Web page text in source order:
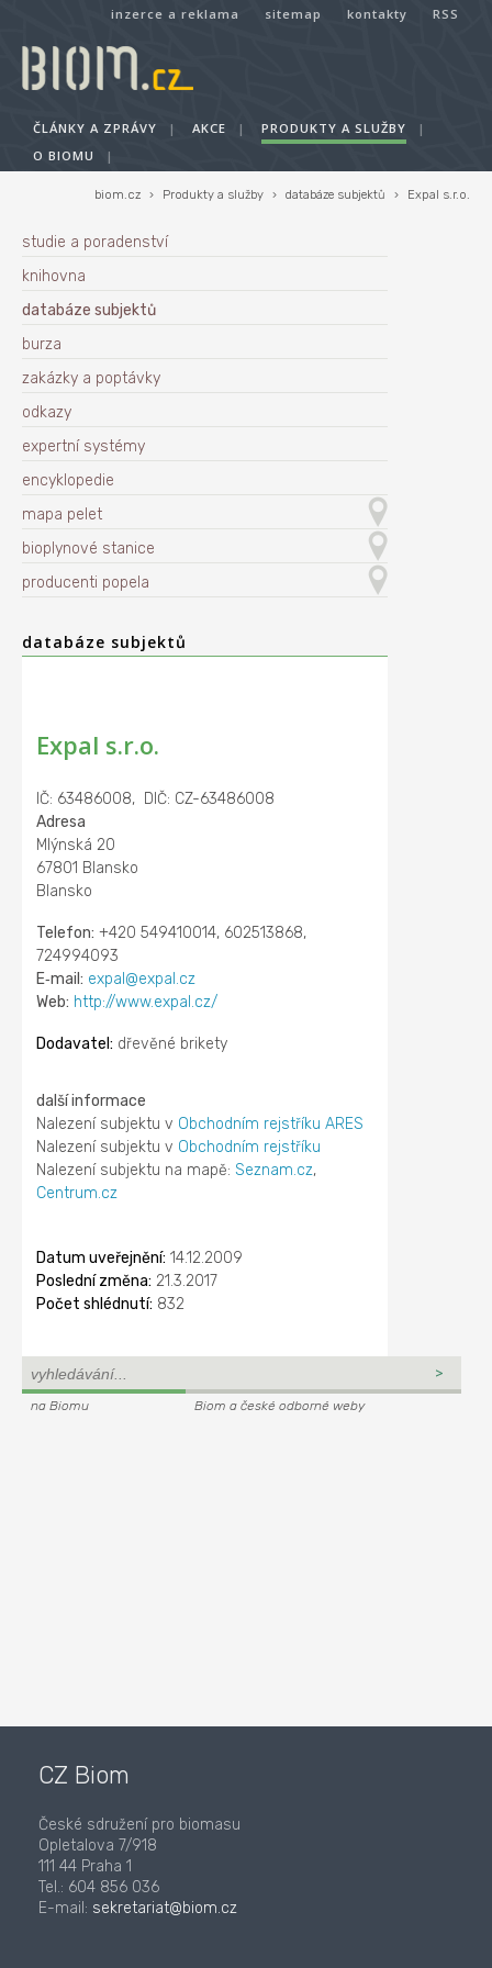
inzerce a reklama sitemap kontakty RSS
ČLÁNKY A ZPRÁVY | AKCE | PRODUKTY A SLUŽBY
|
O BIOMU
|
biom.cz › Produkty a služby › databáze subjektů › Expal s.r.o.
studie a poradenství
knihovna
databáze subjektů
burza
zakázky a poptávky
odkazy
expertní systémy
encyklopedie
mapa pelet
bioplynové stanice
producenti popela
databáze subjektů
Expal s.r.o.
IČ: 63486008, DIČ: CZ-63486008
Adresa
Mlýnská 20
67801 Blansko
Blansko
Telefon: +420 549410014, 602513868,
724994093
E‑mail: expal@expal.cz
Web: http://www.expal.cz/
Dodavatel: dřevěné brikety
další informace
Nalezení subjektu v Obchodním rejstříku ARES
Nalezení subjektu v Obchodním rejstříku
Nalezení subjektu na mapě:Seznam.cz,
Centrum.cz
Datum uveřejnění: 14.12.2009
Poslední změna: 21.3.2017
Počet shlédnutí: 832
na Biomu Biom a české odborné weby
CZ Biom
České sdružení pro biomasu
Opletalova 7/918
111 44 Praha 1
Tel.: 604 856 036
E-mail: sekretariat@biom.cz